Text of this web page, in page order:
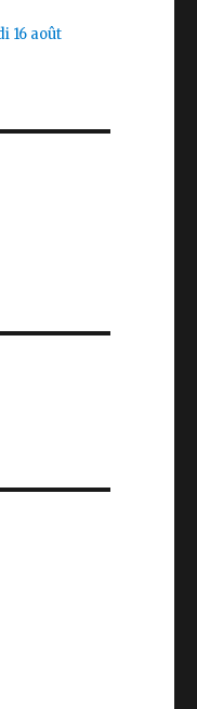
16 août